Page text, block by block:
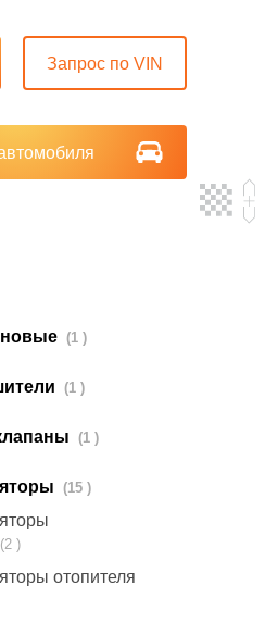
Запрос по VIN
(1 )
(1 )
(1 )
(15 )
(2 )
отопителя